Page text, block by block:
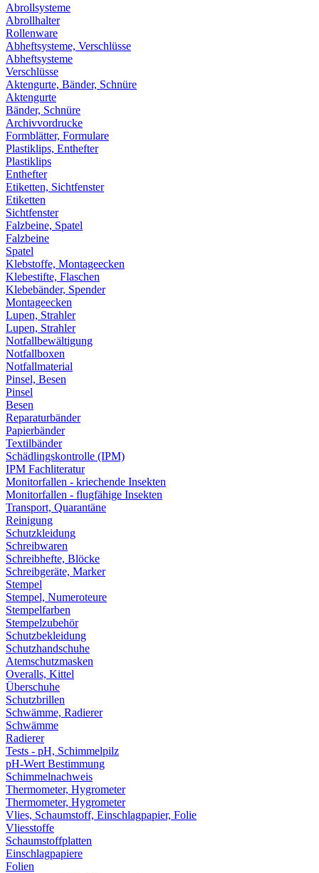
Abrollsysteme
Abrollhalter
Rollenware
Abheftsysteme, Verschlüsse
Abheftsysteme
Verschlüsse
Aktengurte, Bänder, Schnüre
Aktengurte
Bänder, Schnüre
Archivvordrucke
Formblätter, Formulare
Plastiklips, Enthefter
Plastiklips
Enthefter
Etiketten, Sichtfenster
Etiketten
Sichtfenster
Falzbeine, Spatel
Falzbeine
Spatel
Klebstoffe, Montageecken
Klebestifte, Flaschen
Klebebänder, Spender
Montageecken
Lupen, Strahler
Lupen, Strahler
Notfallbewältigung
Notfallboxen
Notfallmaterial
Pinsel, Besen
Pinsel
Besen
Reparaturbänder
Papierbänder
Textilbänder
Schädlingskontrolle (IPM)
IPM Fachliteratur
Monitorfallen - kriechende Insekten
Monitorfallen - flugfähige Insekten
Transport, Quarantäne
Reinigung
Schutzkleidung
Schreibwaren
Schreibhefte, Blöcke
Schreibgeräte, Marker
Stempel
Stempel, Numeroteure
Stempelfarben
Stempelzubehör
Schutzbekleidung
Schutzhandschuhe
Atemschutzmasken
Overalls, Kittel
Überschuhe
Schutzbrillen
Schwämme, Radierer
Schwämme
Radierer
Tests - pH, Schimmelpilz
pH-Wert Bestimmung
Schimmelnachweis
Thermometer, Hygrometer
Thermometer, Hygrometer
Vlies, Schaumstoff, Einschlagpapier, Folie
Vliesstoffe
Schaumstoffplatten
Einschlagpapiere
Folien